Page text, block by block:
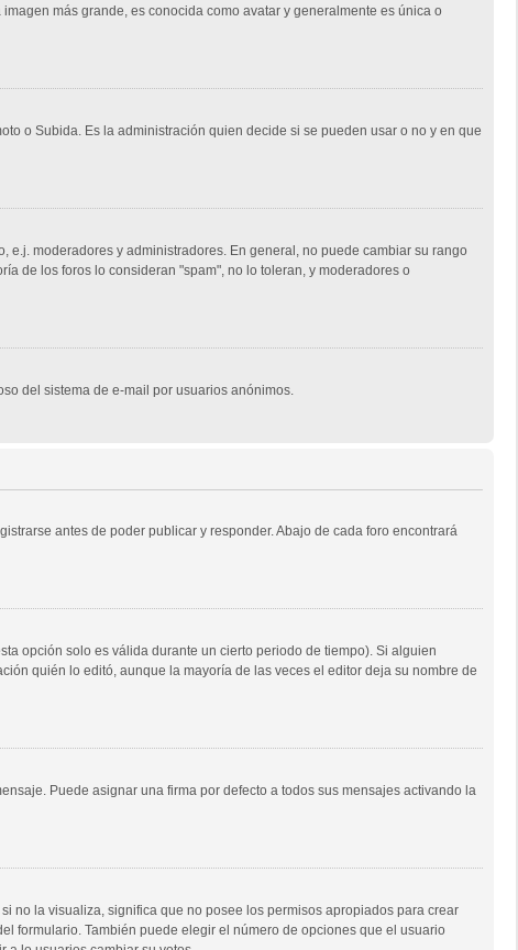
más grande, es conocida como avatar y generalmente es única o
o Subida. Es la administración quien decide si se pueden usar o no y en que
moderadores y administradores. En general, no puede cambiar su rango
de los foros lo consideran "spam", no lo toleran, y moderadores o
del sistema de e-mail por usuarios anónimos.
antes de poder publicar y responder. Abajo de cada foro encontrará
opción solo es válida durante un cierto periodo de tiempo). Si alguien
quién lo editó, aunque la mayoría de las veces el editor deja su nombre de
Puede asignar una firma por defecto a todos sus mensajes activando la
no la visualiza, significa que no posee los permisos apropiados para crear
formulario. También puede elegir el número de opciones que el usuario